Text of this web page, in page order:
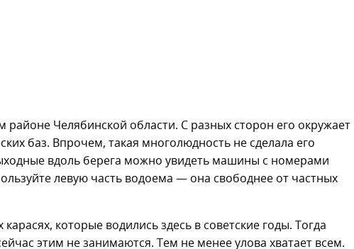
Челябинской области. С разных сторон его окружает
баз. Впрочем, такая многолюдность не сделала его
вдоль берега можно увидеть машины с номерами
левую часть водоема — она свободнее от частных
которые водились здесь в советские годы. Тогда
этим не занимаются. Тем не менее улова хватает всем.